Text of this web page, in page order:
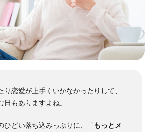
り恋愛が上手くいかなかったりして、
日もありますよね。
ひどい落ち込みっぷりに、「 もっとメ